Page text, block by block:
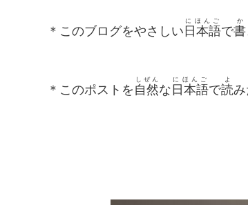
＊このブログをやさしい 日本語
にほんご
で書
か
＊このポストを 自然
しぜん
な 日本語
にほんご
で読
よ